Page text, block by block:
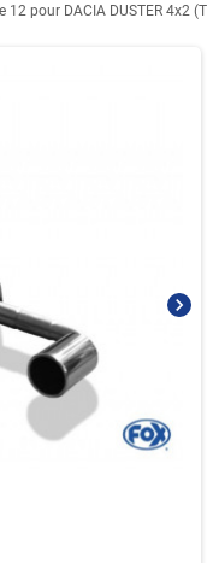
pour DACIA DUSTER 4x2
chevron_right